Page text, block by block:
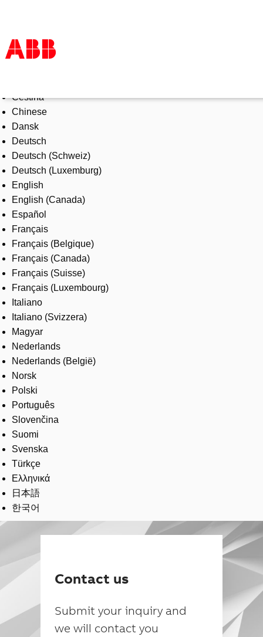
Products & Solutions
Industries
Services
About us
Where to buy
Contact us
Careers
Čeština
Chinese
Dansk
Deutsch
Deutsch (Schweiz)
Deutsch (Luxemburg)
English
English (Canada)
Español
Français
Français (Belgique)
Français (Canada)
Français (Suisse)
Français (Luxembourg)
Italiano
Italiano (Svizzera)
Magyar
Nederlands
Nederlands (België)
Norsk
Polski
Português
Slovenčina
Suomi
Svenska
Türkçe
Ελληνικά
日本語
한국어
Contact us
Submit your inquiry and
we will contact you